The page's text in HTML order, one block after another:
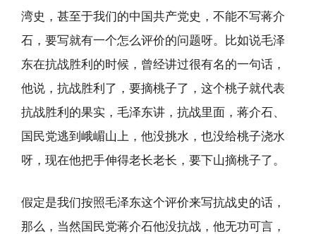
湾史，甚至于我们的中国共产党史，不能不写蒋介
石，要写就有一个怎么评价的问题呀。比如说毛泽
东在抗战胜利的时候，曾经讲过很有名的一句话，
他说，抗战胜利了，要摘桃子了，这个桃子就代表
抗战胜利的果实，毛泽东讲，抗战里面，蒋介石、
国民党逃到峨嵋山上，他没挑水，也没给桃子浇水
呀，现在他把手伸得老长老长，要下山摘桃子了。
假定是我们按照毛泽东这个评价来写抗战史的话，
那么，当然国民党蒋介石他没抗战，他无功可言，